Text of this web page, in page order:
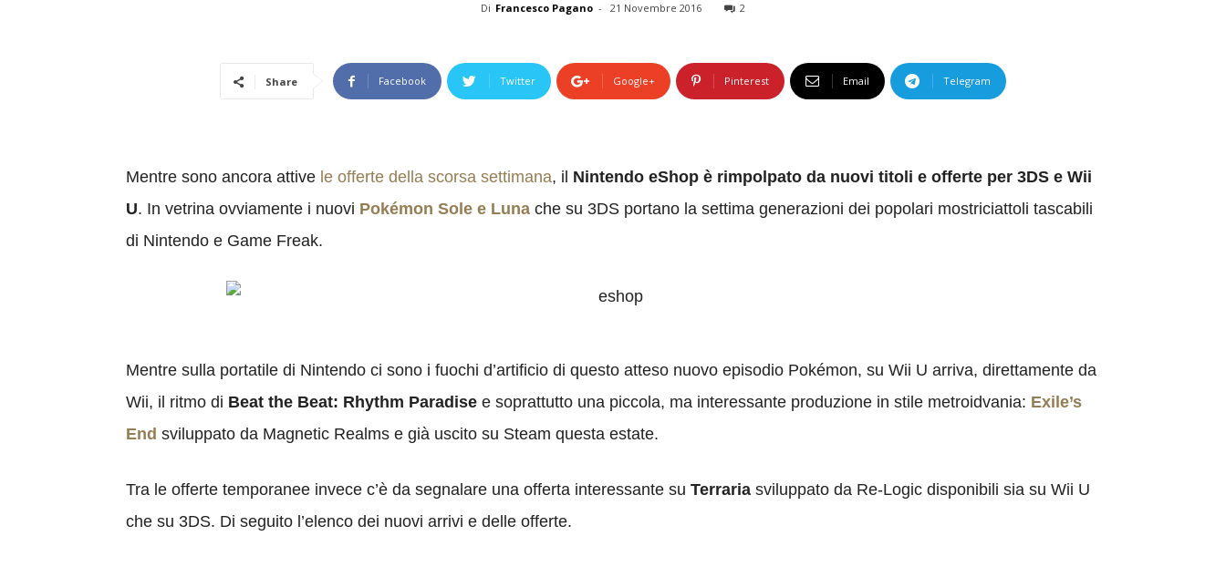
Di Francesco Pagano - 21 Novembre 2016 2
Share Facebook Twitter Google+ Pinterest Email Telegram
Mentre sono ancora attive le offerte della scorsa settimana, il Nintendo eShop è rimpolpato da nuovi titoli e offerte per 3DS e Wii
U. In vetrina ovviamente i nuovi Pokémon Sole e Luna che su 3DS portano la settima generazioni dei popolari mostriciattoli tascabili
di Nintendo e Game Freak.
Mentre sulla portatile di Nintendo ci sono i fuochi d’artificio di questo atteso nuovo episodio Pokémon, su Wii U arriva, direttamente da
Wii, il ritmo di Beat the Beat: Rhythm Paradise e soprattutto una piccola, ma interessante produzione in stile metroidvania: Exile’s
End sviluppato da Magnetic Realms e già uscito su Steam questa estate.
Tra le offerte temporanee invece c’è da segnalare una offerta interessante su Terraria sviluppato da Re-Logic disponibili sia su Wii U
che su 3DS. Di seguito l’elenco dei nuovi arrivi e delle offerte.